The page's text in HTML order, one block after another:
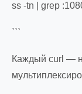
ss -tn | grep
```
Каждый curl —